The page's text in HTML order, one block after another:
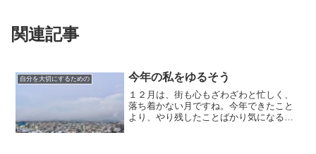
関連記事
自分を大切にするための 今年の私をゆるそう
１２月は、街も心もざわざわと忙しく、
落ち着かない月ですね。今年できたこと
より、やり残したことばかり気になる時